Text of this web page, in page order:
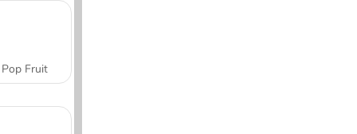
Pop Fruit